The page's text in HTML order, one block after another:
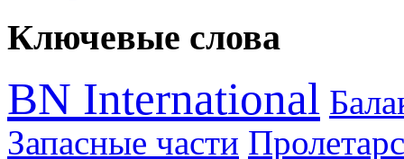
Ключевые слова
BN International
Запасные части